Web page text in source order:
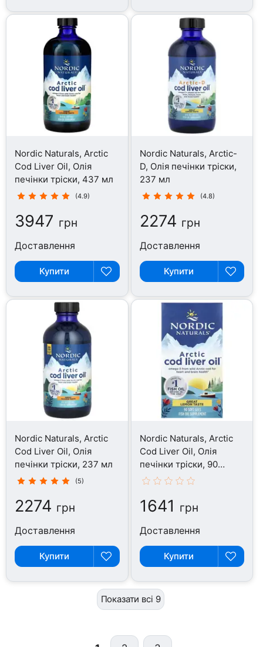
Nordic Naturals, Arctic
Cod Liver Oil, Олія
печінки тріски, 437 мл
(4.9)
3947 грн
Доставлення
Купити
Nordic Naturals, Arctic-
D, Олія печінки тріски,
237 мл
(4.8)
2274 грн
Доставлення
Купити
Nordic Naturals, Arctic
Cod Liver Oil, Олія
печінки тріски, 237 мл
(5)
2274 грн
Доставлення
Купити
Nordic Naturals, Arctic
Cod Liver Oil, Олія
печінки тріски, 90
капсул
1641 грн
Доставлення
Купити
Показати всі 9